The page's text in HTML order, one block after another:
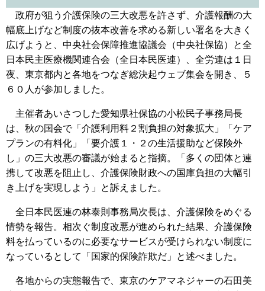
政府が狙う介護保険の三大改悪を許さず、介護報酬の大
幅底上げなど制度の抜本改善を求める新しい署名を大きく
広げようと、中央社会保障推進協議会（中央社保協）と全
日本民主医療機関連合会（全日本民医連）、全労連は１日
夜、東京都内と各地をつなぎ総決起ウェブ集会を開き、５
６０人が参加しました。
主催者あいさつした愛知県社保協の小松民子事務局長
は、秋の国会で「介護利用料２割負担の対象拡大」「ケア
プランの有料化」「要介護１・２の生活援助など保険外
し」の三大改悪の審議が始まると指摘。「多くの団体と連
携して改悪を阻止し、介護保険財政への国庫負担の大幅引
き上げを実現しよう」と訴えました。
全日本民医連の林泰則事務局次長は、介護保険をめぐる
情勢を報告。相次ぐ制度改悪が進められた結果、介護保険
料を払っているのに必要なサービスが受けられない制度に
なっているとして「国家的保険詐欺だ」と述べました。
各地からの実態報告で、東京のケアマネジャーの石田美